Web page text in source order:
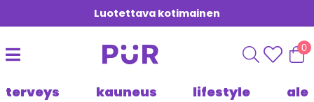
Luotettava kotimainen
0
terveys kauneus lifestyle ale